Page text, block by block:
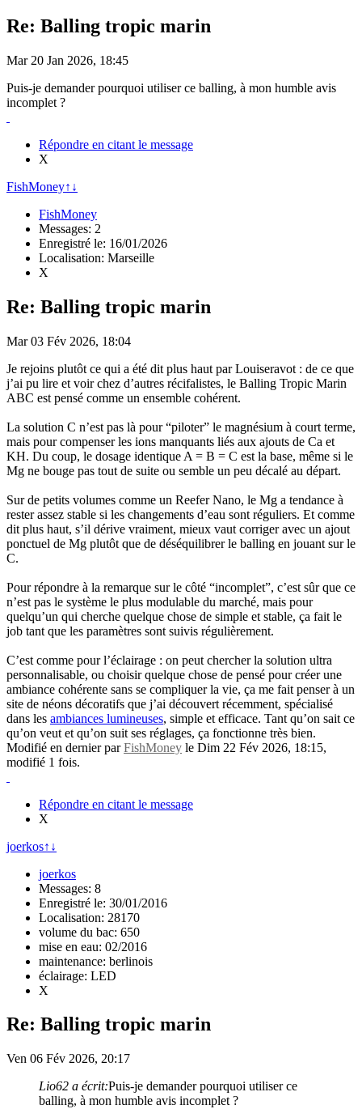
Re: Balling tropic marin
Mar 20 Jan 2026, 18:45
Puis-je demander pourquoi utiliser ce balling, à mon humble avis
incomplet ?
Répondre en citant le message
X
FishMoney↑ ↓
FishMoney
Messages: 2
Enregistré le: 16/01/2026
Localisation: Marseille
X
Re: Balling tropic marin
Mar 03 Fév 2026, 18:04
Je rejoins plutôt ce qui a été dit plus haut par Louiseravot : de ce que
j’ai pu lire et voir chez d’autres récifalistes, le Balling Tropic Marin
ABC est pensé comme un ensemble cohérent.
La solution C n’est pas là pour “piloter” le magnésium à court terme,
mais pour compenser les ions manquants liés aux ajouts de Ca et
KH. Du coup, le dosage identique A = B = C est la base, même si le
Mg ne bouge pas tout de suite ou semble un peu décalé au départ.
Sur de petits volumes comme un Reefer Nano, le Mg a tendance à
rester assez stable si les changements d’eau sont réguliers. Et comme
dit plus haut, s’il dérive vraiment, mieux vaut corriger avec un ajout
ponctuel de Mg plutôt que de déséquilibrer le balling en jouant sur le
C.
Pour répondre à la remarque sur le côté “incomplet”, c’est sûr que ce
n’est pas le système le plus modulable du marché, mais pour
quelqu’un qui cherche quelque chose de simple et stable, ça fait le
job tant que les paramètres sont suivis régulièrement.
C’est comme pour l’éclairage : on peut chercher la solution ultra
personnalisable, ou choisir quelque chose de pensé pour créer une
ambiance cohérente sans se compliquer la vie, ça me fait penser à un
site de néons décoratifs que j’ai découvert récemment, spécialisé
dans les ambiances lumineuses, simple et efficace. Tant qu’on sait ce
qu’on veut et qu’on suit ses réglages, ça fonctionne très bien.
Modifié en dernier parFishMoney le Dim 22 Fév 2026, 18:15,
modifié 1 fois.
Répondre en citant le message
X
joerkos↑ ↓
joerkos
Messages: 8
Enregistré le: 30/01/2016
Localisation: 28170
volume du bac: 650
mise en eau: 02/2016
maintenance: berlinois
éclairage: LED
X
Re: Balling tropic marin
Ven 06 Fév 2026, 20:17
Lio62 a écrit:Puis-je demander pourquoi utiliser ce
balling, à mon humble avis incomplet ?